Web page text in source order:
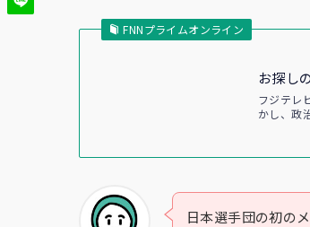
FNNプライムオンライン
お探し
フジテレ
かし、政
日本選手団の初の